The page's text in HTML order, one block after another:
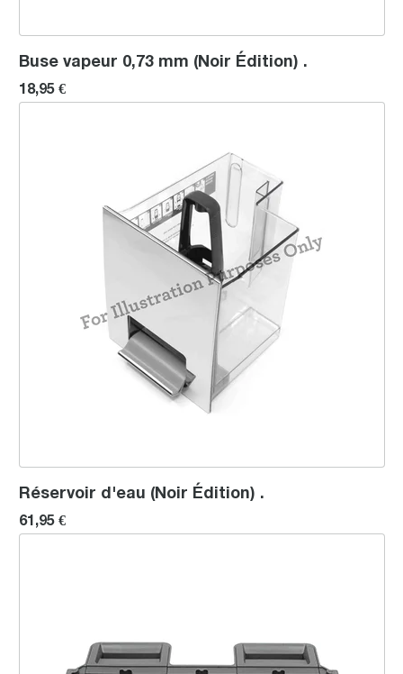
Buse vapeur 0,73 mm (Noir Édition) .
18,95 €
Réservoir d'eau (Noir Édition) .
Réservoir d'eau (Noir Édition) .
61,95 €
Kit de réservoir d’eau (de couleur « acier inoxydable brossé »)